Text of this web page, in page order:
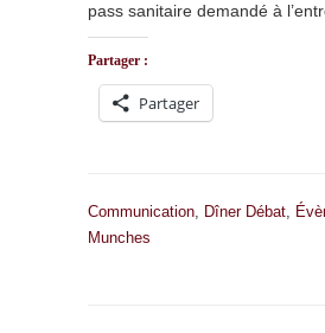
pass sanitaire demandé à
Partager :
Partager
Communication, Dîner Débat,
Munches